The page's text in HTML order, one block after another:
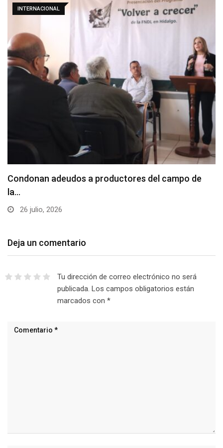
INTERNACIONAL
Condonan adeudos a productores del campo de
la…
26 julio, 2026
Deja un comentario
Tu dirección de correo electrónico no será
publicada. Los campos obligatorios están
marcados con *